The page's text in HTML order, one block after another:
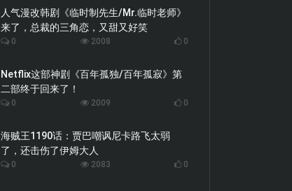
人气漫改韩剧《临时制先生/Mr.临时老师》
来了，总裁的三角恋，又甜又好笑
0 2008 0
Netflix这部神剧《百年孤独/百年孤寂》第
二部终于回来了！
0 2009 0
海贼王1190话：贾巴嘲讽尼卡路飞太弱
了，还击伤了伊姆大人
0 2083 0